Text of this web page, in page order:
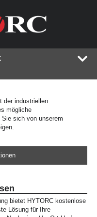
der industriellen
mögliche
sich von unserem
bietet HYTORC kostenlose
Lösung für Ihre